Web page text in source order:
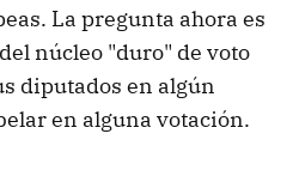
La pregunta ahora es
núcleo "duro" de voto
diputados en algún
en alguna votación.